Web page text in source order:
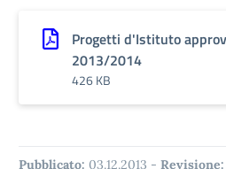
Progetti d'Istituto
2013/2014
426 KB
Pubblicato: 03.12.2013 - Revisione: